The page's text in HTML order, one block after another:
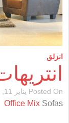
انزلق
Posted On يناير 11, 2018 At 5:06 م By
Office Mix Sofas